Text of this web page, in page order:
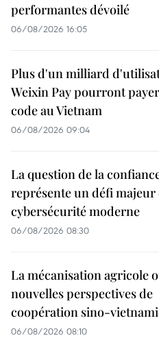
performantes dévoilé
06/08/2026 16:05
Plus d'un milliard
Weixin Pay pourront
code au Vietnam
06/08/2026 09:04
La question de la
représente un défi majeur
cybersécurité moderne
06/08/2026 08:30
La mécanisation agricole
nouvelles perspectives de
coopération sino-
06/08/2026 08:10